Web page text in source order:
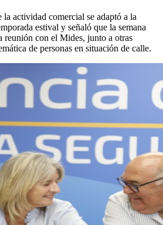
actividad comercial se adaptó a la
estival y señaló que la semana
reunión con el Mides, junto a otras
de personas en situación de calle.